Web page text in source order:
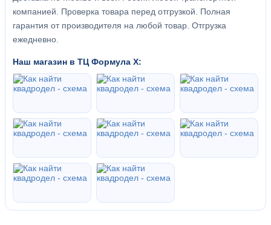
компанией. Проверка товара перед отгрузкой. Полная
гарантия от производителя на любой товар. Отгрузка
ежедневно.
Наш магазин в ТЦ Формула Х: